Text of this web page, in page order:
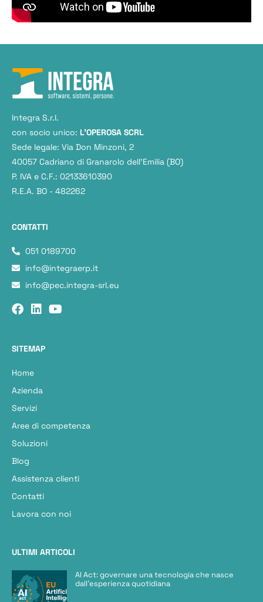
Integra S.r.l.
con socio unico: L'OPEROSA SCRL
Sede legale: Via Don Minzoni, 2
40057 Cadriano di Granarolo dell’Emilia (BO)
P. IVA e C.F.: 02133610390
R.E.A. BO - 482262
CONTATTI
051 0189700
info@integraerp.it
info@pec.integra-srl.eu
SITEMAP
Home
Azienda
Servizi
Aree di competenza
Soluzioni
Blog
Assistenza clienti
Contatti
Lavora con noi
ULTIMI ARTICOLI
AI Act: governare una tecnologia che nasce
dall’esperienza quotidiana